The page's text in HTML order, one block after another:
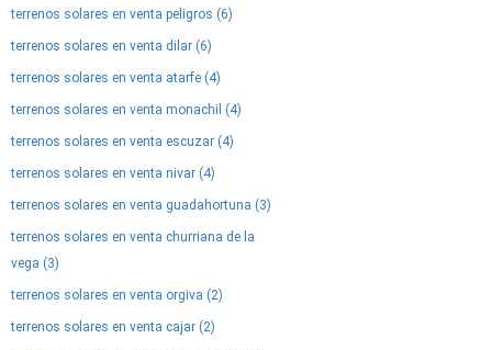
terrenos solares en venta peligros (6)
terrenos solares en venta dilar (6)
terrenos solares en venta atarfe (4)
terrenos solares en venta monachil (4)
terrenos solares en venta escuzar (4)
terrenos solares en venta nivar (4)
terrenos solares en venta guadahortuna (3)
terrenos solares en venta churriana de la
vega (3)
terrenos solares en venta orgiva (2)
terrenos solares en venta cajar (2)